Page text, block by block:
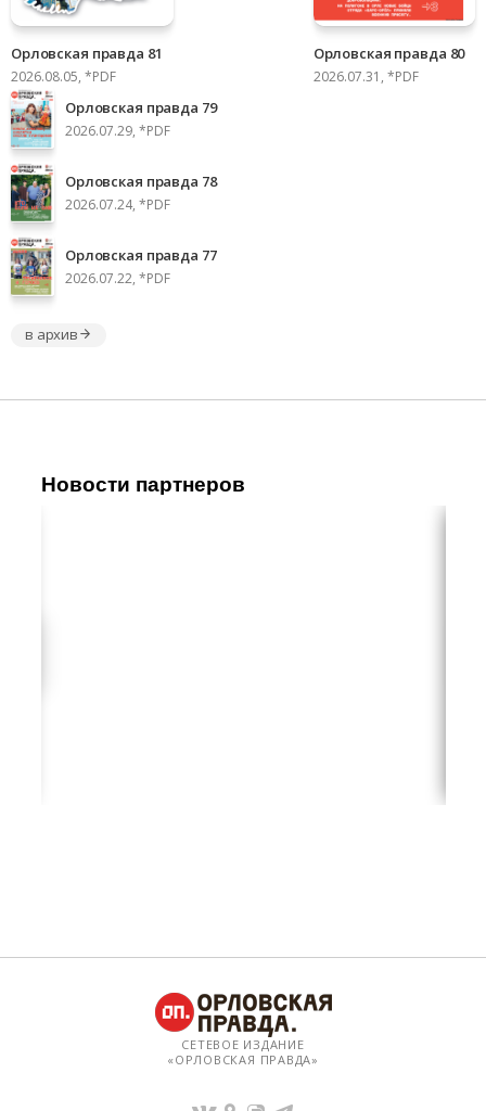
Орловская правда 81
2026.08.05, *PDF
Орловская правда 80
2026.07.31, *PDF
Орловская правда 79
2026.07.29, *PDF
Орловская правда 78
2026.07.24, *PDF
Орловская правда 77
2026.07.22, *PDF
в архив
Новости партнеров
СЕТЕВОЕ ИЗДАНИЕ
«ОРЛОВСКАЯ ПРАВДА»